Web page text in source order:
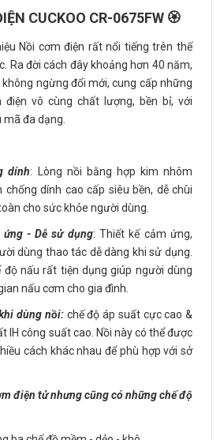
CUCKOO CR-0675FW 🏵️
Nồi cơm điện rất nổi tiếng trên thế
Ra đời cách đây khoảng hơn 40 năm,
ngừng đổi mới, cung cấp những
điện vô cùng chất lượng, bền bỉ, với
đa dạng.
dính: Lòng nồi bằng hợp kim nhôm
dính cao cấp siêu bền, dễ chùi
cho sức khỏe người dùng.
- Dễ sử dụng: Thiết kế cảm ứng,
dùng thao tác dễ dàng khi sử dụng.
độ nấu rất tiện dụng giúp người dùng
nấu cơm cho gia đình.
dùng nồi:chế độ áp suất cực cao &
IH công suất cao. Nồi này có thể được
cách khác nhau để phù hợp với sở
điện tử nhưng cũng có những chế độ